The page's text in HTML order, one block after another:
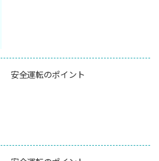
安全運転のポイント